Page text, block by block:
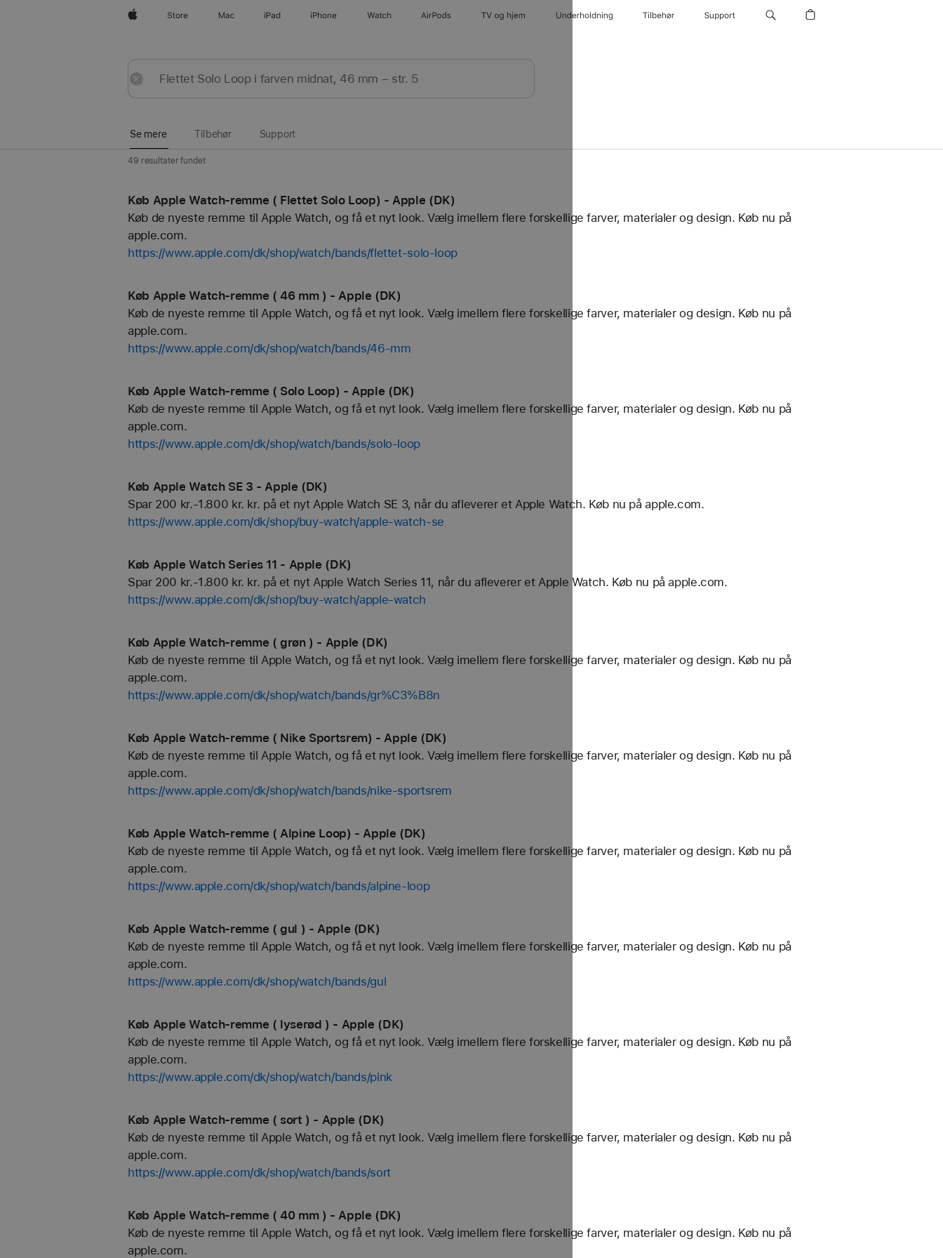
AppleStore Mac iPad iPhone Watch AirPods TV og hjem Underholdning Tilbehør Support
Send
Nulstil
Se mere Tilbehør Support
49 resultater fundet
Køb Apple Watch-remme ( Flettet Solo Loop) - Apple (DK)
Køb de nyeste remme til Apple Watch, og få et nyt look. Vælg imellem flere forskellige farver, materialer og design. Køb nu på
apple.com.
https://www.apple.com/dk/shop/watch/bands/flettet-solo-loop
Køb Apple Watch-remme ( 46 mm ) - Apple (DK)
Køb de nyeste remme til Apple Watch, og få et nyt look. Vælg imellem flere forskellige farver, materialer og design. Køb nu på
apple.com.
https://www.apple.com/dk/shop/watch/bands/46-mm
Køb Apple Watch-remme ( Solo Loop) - Apple (DK)
Køb de nyeste remme til Apple Watch, og få et nyt look. Vælg imellem flere forskellige farver, materialer og design. Køb nu på
apple.com.
https://www.apple.com/dk/shop/watch/bands/solo-loop
Køb Apple Watch SE 3 - Apple (DK)
Spar 200 kr.-1.800 kr. kr. på et nyt Apple Watch SE 3, når du afleverer et Apple Watch. Køb nu på apple.com.
https://www.apple.com/dk/shop/buy-watch/apple-watch-se
Køb Apple Watch Series 11 - Apple (DK)
Spar 200 kr.-1.800 kr. kr. på et nyt Apple Watch Series 11, når du afleverer et Apple Watch. Køb nu på apple.com.
https://www.apple.com/dk/shop/buy-watch/apple-watch
Køb Apple Watch-remme ( grøn ) - Apple (DK)
Køb de nyeste remme til Apple Watch, og få et nyt look. Vælg imellem flere forskellige farver, materialer og design. Køb nu på
apple.com.
https://www.apple.com/dk/shop/watch/bands/gr%C3%B8n
Køb Apple Watch-remme ( Nike Sportsrem) - Apple (DK)
Køb de nyeste remme til Apple Watch, og få et nyt look. Vælg imellem flere forskellige farver, materialer og design. Køb nu på
apple.com.
https://www.apple.com/dk/shop/watch/bands/nike-sportsrem
Køb Apple Watch-remme ( Alpine Loop) - Apple (DK)
Køb de nyeste remme til Apple Watch, og få et nyt look. Vælg imellem flere forskellige farver, materialer og design. Køb nu på
apple.com.
https://www.apple.com/dk/shop/watch/bands/alpine-loop
Køb Apple Watch-remme ( gul ) - Apple (DK)
Køb de nyeste remme til Apple Watch, og få et nyt look. Vælg imellem flere forskellige farver, materialer og design. Køb nu på
apple.com.
https://www.apple.com/dk/shop/watch/bands/gul
Køb Apple Watch-remme ( lyserød ) - Apple (DK)
Køb de nyeste remme til Apple Watch, og få et nyt look. Vælg imellem flere forskellige farver, materialer og design. Køb nu på
apple.com.
https://www.apple.com/dk/shop/watch/bands/pink
Køb Apple Watch-remme ( sort ) - Apple (DK)
Køb de nyeste remme til Apple Watch, og få et nyt look. Vælg imellem flere forskellige farver, materialer og design. Køb nu på
apple.com.
https://www.apple.com/dk/shop/watch/bands/sort
Køb Apple Watch-remme ( 40 mm ) - Apple (DK)
Køb de nyeste remme til Apple Watch, og få et nyt look. Vælg imellem flere forskellige farver, materialer og design. Køb nu på
apple.com.